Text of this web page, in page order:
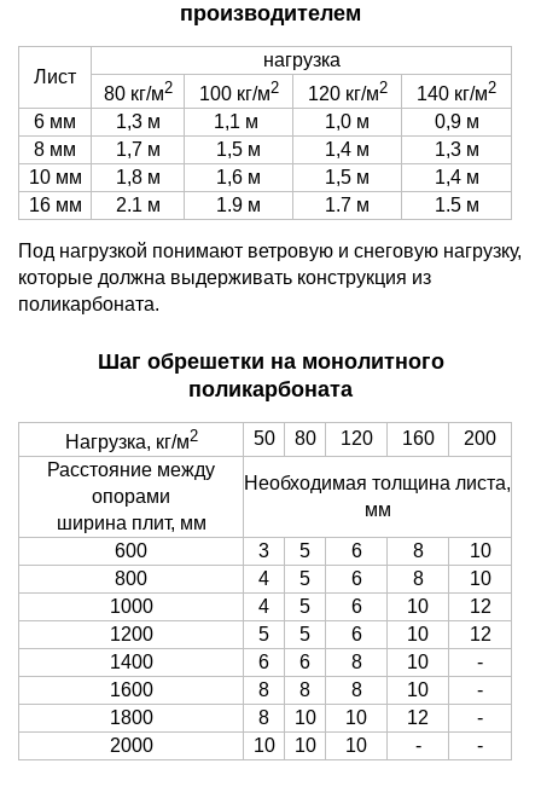
производителем
Лист
нагрузка
80 кг/м2 100 кг/м2 120 кг/м2 140 кг/м2
6 мм 1,3 м 1,1 м 1,0 м
0,9 м
8 мм
1,7 м 1,5 м 1,4 м
1,3 м
10 мм
1,8 м 1,6 м 1,5 м
1,4 м
16 мм
2.1 м 1.9 м 1.7 м 1.5 м
Под нагрузкой понимают ветровую и снеговую нагрузку,
которые должна выдерживать конструкция из
поликарбоната.
Шаг обрешетки на монолитного
поликарбоната
Нагрузка, кг/м2 50 80 120 160
200
Расстояние между
опорами
ширина плит, мм
Необходимая толщина листа,
мм
600
3 5 6 8
10
800
4 5 6 8
10
1000
4 5 6 10
12
1200
5 5 6 10
12
1400
6 6 8 10
-
1600
8 8 8 10
-
1800
8 10 10 12
-
2000
10 10 10 - -